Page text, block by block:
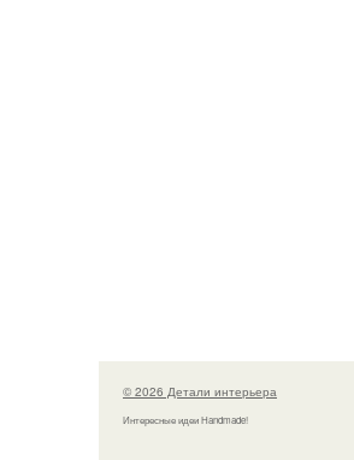
© 2026 Детали интерьера
Интересные идеи Handmade!